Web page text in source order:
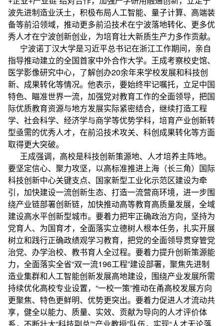
波先进制造业沃土，积极布局人工智能、量子计算、高端装
备等前沿领域，推动更多前沿技术在宁波落地转化、更多优
秀人才在宁波创新创业，为培育壮大新质生产力多作贡献。
宁波诺丁汉大学是习近平总书记在浙江工作期间，亲自
指导推动建立的全国首家中外合作大学。王成考察校史馆、
医学影像研究中心，了解创办20余年来学校发展和科技创
新、成果转化等情况。他表示，要始终牢记嘱托，立足中国
特色、瞄准世界一流，加强党对教育工作的全面领导，把国
际优质教育资源与地方发展实际紧密结合，继续打造工程
学、社会科学、经济学与商学等优势学科，培育产业创新转
型亟需的优秀人才，在前沿技术攻关、科创成果转化等方面
取得更大突破。
王成强调，高校是科技创新策源地、人才培养主阵地。
要坚定信心、聚力攻坚，以高标准推进上海（长三角）国际
科技创新中心关键支点、国家新型工业化示范区建设为牵
引，加快建设一流创新生态、打造一流营商环境，进一步围
绕产业链部署创新链，加快推动高等教育高质量发展，全域
建设高水平创新型城市。要着力把牢正确政治方向，坚持为
党育人、为国育才，全面落实立德树人根本任务，扎实开展
树立和践行正确政绩观学习教育，把党的全面领导贯穿管党
治党、办学治校、教书育人全过程。要着力提升创新策源能
力，全面落实全省“双一流196工程”建设部署，聚焦先进制
造业集群和人工智能创新发展高地建设，围绕产业发展所需
持续优化高校专业设置，“一校一策”推动在甬高校发展方向
更聚焦、特色更鲜明、优势更突出。要着力促进人才流动共
享，健全以能力、质量、实效、贡献为导向的人才评价体